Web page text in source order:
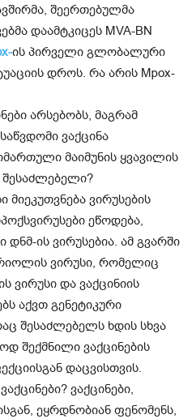
შეერთებულმა
დაამტკიცეს MVA-BN
ის პირველი გლობალური
დროს. რა არის Mpox-
არსებობს, მაგრამ
ვაქცინა
მაიმუნის ყვავილის
მიეკუთვნება ვირუსების
ეწოდება,
ის ვირუსებია. ამ გვარში
ვირუსი, რომელიც
ვირუსი და ვაქცინიის
აქვთ გენეტიკური
შესაძლებელს ხდის სხვა
შექმნილი ვაქცინების
დაცვისთვის.
ვაქცინები,
ეყრდნობიან ფენომენს,